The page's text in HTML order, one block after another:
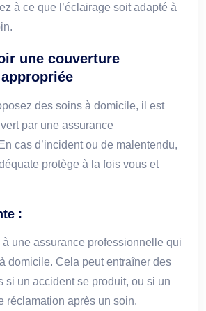
à ce que l’éclairage soit adapté à
une couverture
des soins à domicile, il est
par une assurance
cas d’incident ou de malentendu,
protège à la fois vous et
:
à une assurance professionnelle qui
domicile. Cela peut entraîner des
si un accident se produit, ou si un
réclamation après un soin.